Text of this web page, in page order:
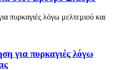
για πυρκαγιές λόγω